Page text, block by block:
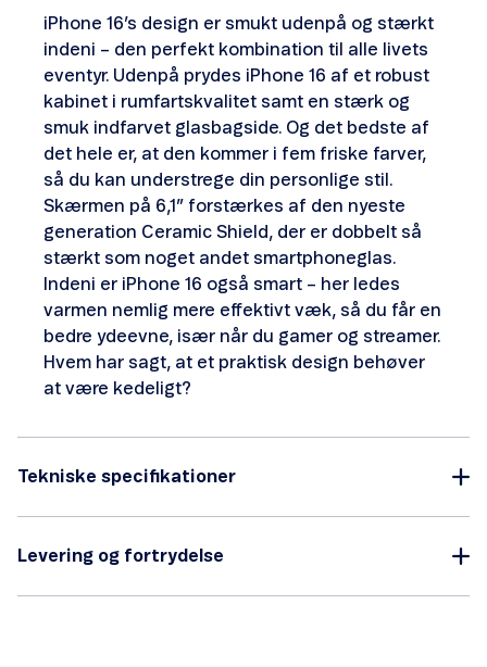
iPhone 16’s design er smukt udenpå og stærkt
indeni – den perfekt kombination til alle livets
eventyr. Udenpå prydes iPhone 16 af et robust
kabinet i rumfartskvalitet samt en stærk og
smuk indfarvet glasbagside. Og det bedste af
det hele er, at den kommer i fem friske farver,
så du kan understrege din personlige stil.
Skærmen på 6,1” forstærkes af den nyeste
generation Ceramic Shield, der er dobbelt så
stærkt som noget andet smartphoneglas.
Indeni er iPhone 16 også smart – her ledes
varmen nemlig mere effektivt væk, så du får en
bedre ydeevne, især når du gamer og streamer.
Hvem har sagt, at et praktisk design behøver
at være kedeligt?
Tekniske specifikationer
Levering og fortrydelse